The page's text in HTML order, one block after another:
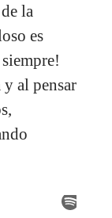
la
es
y al pensar